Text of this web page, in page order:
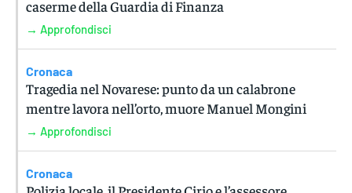
caserme della Guardia di Finanza
→ Approfondisci
Cronaca
Tragedia nel Novarese: punto da un calabrone
mentre lavora nell’orto, muore Manuel Mongini
→ Approfondisci
Cronaca